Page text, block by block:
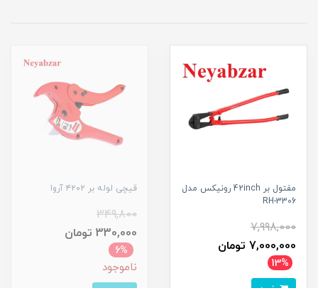
مفتول بر 42inch رونیکس مدل
RH-3306
7,998,000
7,000,000 تومان
13%
قیچی لوله بر ۴۲۰۲ آروا
349,800
330,000 تومان
6%
ناموجود